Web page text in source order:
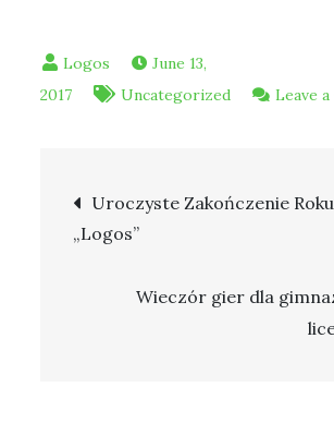
June 13,
2017
Uncategorized Leave
Post
navigation
Uroczyste Zakończenie
„Logos”
Wieczór gier dla